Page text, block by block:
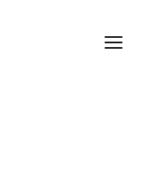
l'été